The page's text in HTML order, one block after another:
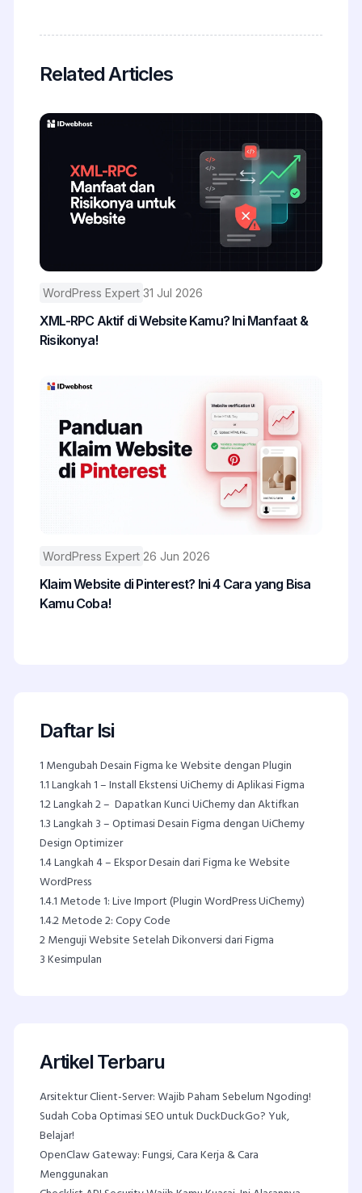
Related Articles
WordPress Expert 31 Jul 2026
XML-RPC Aktif di Website Kamu? Ini Manfaat &
Risikonya!
WordPress Expert 26 Jun 2026
Klaim Website di Pinterest? Ini 4 Cara yang Bisa
Kamu Coba!
Daftar Isi
1 Mengubah Desain Figma ke Website dengan Plugin
1.1Langkah 1 – Install Ekstensi UiChemy di Aplikasi Figma
1.2Langkah 2 – Dapatkan Kunci UiChemy dan Aktifkan
1.3Langkah 3 – Optimasi Desain Figma dengan UiChemy
Design Optimizer
1.4Langkah 4 – Ekspor Desain dari Figma ke Website
WordPress
1.4.1 Metode 1: Live Import (Plugin WordPress UiChemy)
1.4.2Metode 2: Copy Code
2Menguji Website Setelah Dikonversi dari Figma
3Kesimpulan
Artikel Terbaru
Arsitektur Client-Server: Wajib Paham Sebelum Ngoding!
Sudah Coba Optimasi SEO untuk DuckDuckGo? Yuk,
Belajar!
OpenClaw Gateway: Fungsi, Cara Kerja & Cara
Menggunakan